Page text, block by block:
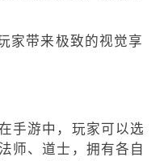
家带来极致的视觉享
手游中，玩家可以选
师、道士，拥有各自